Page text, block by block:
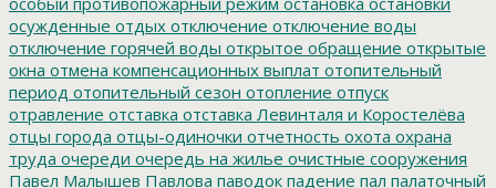
осужденные отдых отключение отключение воды
отключение горячей воды открытое обращение открытые
окна отмена компенсационных выплат отопительный
период отопительный сезон отопление отпуск
отравление отставка отставка Левинталя и Коростелёва
отцы города отцы-одиночки отчетность охота охрана
труда очереди очередь на жилье очистные сооружения
Павел Малышев Павлова паводок падение пал палаточный